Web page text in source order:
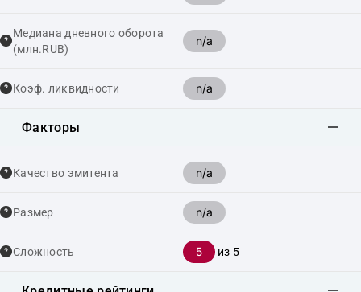
Медиана дневного оборота
(млн.RUB)
n/a
Коэф. ликвидности n/a
Факторы
Качество эмитента n/a
Размер n/a
Сложность 5 из 5